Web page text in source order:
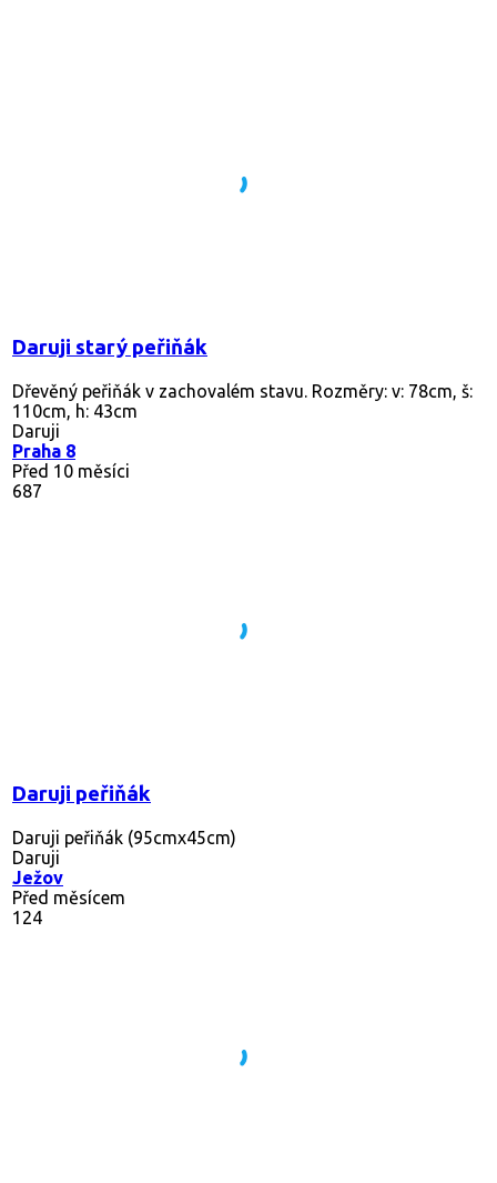
Daruji starý peřiňák
Dřevěný peřiňák v zachovalém stavu. Rozměry: v: 78cm, š:
110cm, h: 43cm
Daruji
Praha 8
Před 10 měsíci
687
Daruji peřiňák
Daruji peřiňák (95cmx45cm)
Daruji
Ježov
Před měsícem
124